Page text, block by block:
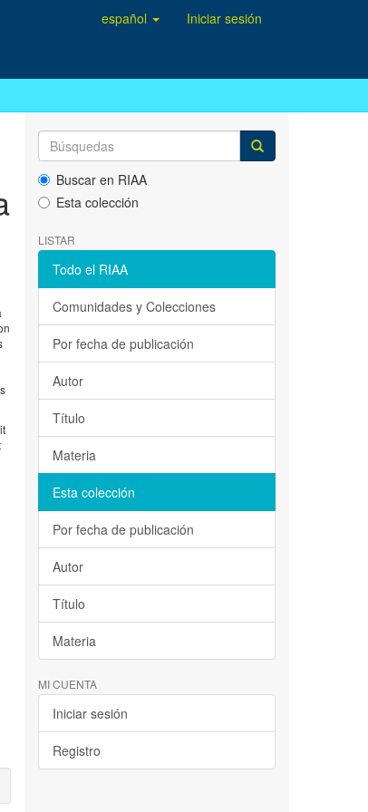
español Iniciar sesión
Buscar en RIAA
Esta colección
LISTAR
Todo el RIAA
Comunidades y Colecciones
Por fecha de publicación
Autor
Título
Materia
Esta colección
Por fecha de publicación
Autor
Título
Materia
MI CUENTA
Iniciar sesión
Registro